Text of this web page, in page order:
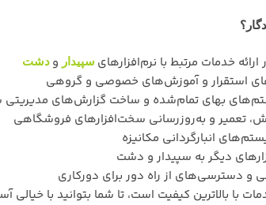
سپیدار و دشت
استقرار و آموزش‌های خصوصی و گروهی
بهای تمام‌شده و ساخت گزارش‌های مدیریتی
تعمیر و به‌روزرسانی سخت‌افزارهای فروشگاهی
انبارگردانی مکانیزه
دیگر به سپیدار و دشت
و دسترسی‌های از راه دور برای دورکاری
با بالاترین کیفیت است، تا شما بتوانید با